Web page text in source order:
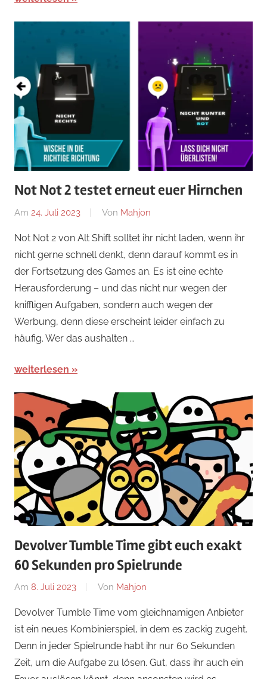
Not Not 2 testet erneut euer Hirnchen
Am 24. Juli 2023 Von Mahjon
News,
Wissenspiele
Wissensspiele
Not Not 2 von Alt Shift solltet ihr nicht laden, wenn ihr
nicht gerne schnell denkt, denn darauf kommt es in
der Fortsetzung des Games an. Es ist eine echte
Herausforderung – und das nicht nur wegen der
kniffligen Aufgaben, sondern auch wegen der
Werbung, denn diese erscheint leider einfach zu
häufig. Wer das aushalten …
weiterlesen
Devolver Tumble Time gibt euch exakt
60 Sekunden pro Spielrunde
Am 8. Juli 2023 Von Mahjon
Spiele,
News
Devolver Tumble Time vom gleichnamigen Anbieter
ist ein neues Kombinierspiel, in dem es zackig zugeht.
Denn in jeder Spielrunde habt ihr nur 60 Sekunden
Zeit, um die Aufgabe zu lösen. Gut, dass ihr auch ein